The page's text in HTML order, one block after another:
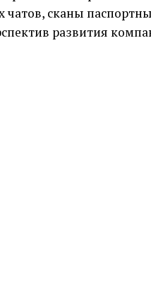
сканы
развития